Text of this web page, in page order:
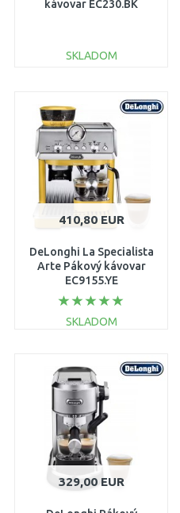
kávovar EC230.BK
SKLADOM
Porovnať
410,80 EUR
DeLonghi La Specialista
Arte Pákový kávovar
EC9155.YE
SKLADOM
Porovnať
329,00 EUR